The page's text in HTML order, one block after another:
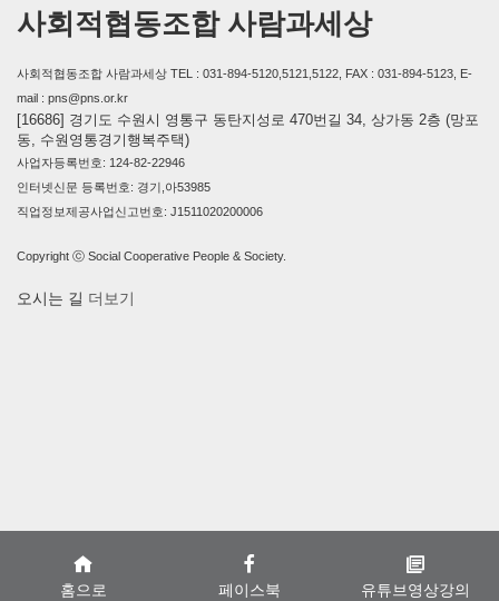
홈으로 페이스북 유튜브영상강의
사회적협동조합 사람과세상
사회적협동조합 사람과세상 TEL : 031-894-5120,5121,5122, FAX : 031-894-5123, E-
mail : pns@pns.or.kr
[16686] 경기도 수원시 영통구 동탄지성로 470번길 34, 상가동 2층 (망포
동, 수원영통경기행복주택)
사업자등록번호: 124-82-22946
인터넷신문 등록번호: 경기,아53985
직업정보제공사업신고번호: J1511020200006
Copyright ⓒ Social Cooperative People & Society.
오시는 길 더보기